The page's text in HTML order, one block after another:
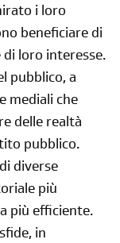
i loro
beneficiare di
di loro interesse.
pubblico, a
mediali che
delle realtà
pubblico.
diverse
più
più efficiente.
in